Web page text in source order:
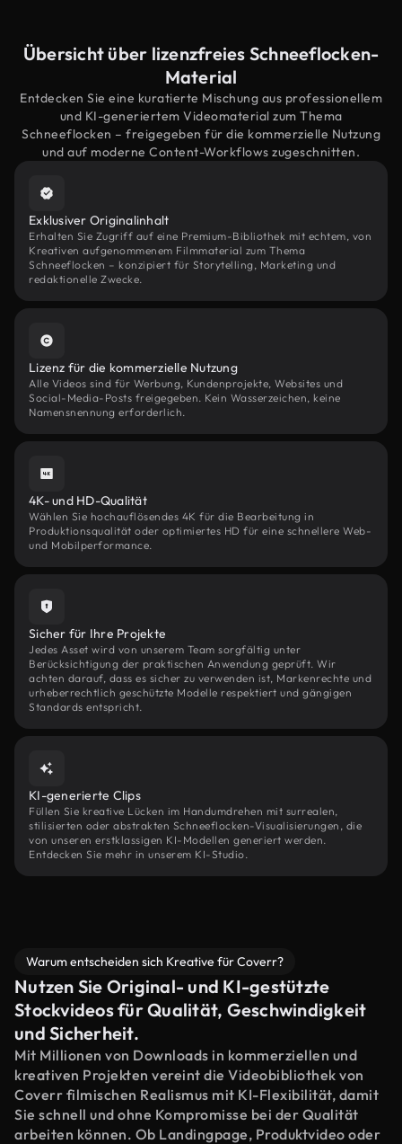
Übersicht über lizenzfreies Schneeflocken-
Material
Entdecken Sie eine kuratierte Mischung aus professionellem
und KI-generiertem Videomaterial zum Thema
Schneeflocken – freigegeben für die kommerzielle Nutzung
und auf moderne Content-Workflows zugeschnitten.
Exklusiver Originalinhalt
Erhalten Sie Zugriff auf eine Premium-Bibliothek mit echtem, von
Kreativen aufgenommenem Filmmaterial zum Thema
Schneeflocken – konzipiert für Storytelling, Marketing und
redaktionelle Zwecke.
Lizenz für die kommerzielle Nutzung
Alle Videos sind für Werbung, Kundenprojekte, Websites und
Social-Media-Posts freigegeben. Kein Wasserzeichen, keine
Namensnennung erforderlich.
4K- und HD-Qualität
Wählen Sie hochauflösendes 4K für die Bearbeitung in
Produktionsqualität oder optimiertes HD für eine schnellere Web-
und Mobilperformance.
Sicher für Ihre Projekte
Jedes Asset wird von unserem Team sorgfältig unter
Berücksichtigung der praktischen Anwendung geprüft. Wir
achten darauf, dass es sicher zu verwenden ist, Markenrechte und
urheberrechtlich geschützte Modelle respektiert und gängigen
Standards entspricht.
KI-generierte Clips
Füllen Sie kreative Lücken im Handumdrehen mit surrealen,
stilisierten oder abstrakten Schneeflocken-Visualisierungen, die
von unseren erstklassigen KI-Modellen generiert werden.
Entdecken Sie mehr in unserem KI-Studio.
Warum entscheiden sich Kreative für Coverr?
Nutzen Sie Original- und KI-gestützte
Stockvideos für Qualität, Geschwindigkeit
und Sicherheit.
Mit Millionen von Downloads in kommerziellen und
kreativen Projekten vereint die Videobibliothek von
Coverr filmischen Realismus mit KI-Flexibilität, damit
Sie schnell und ohne Kompromisse bei der Qualität
arbeiten können. Ob Landingpage, Produktvideo oder